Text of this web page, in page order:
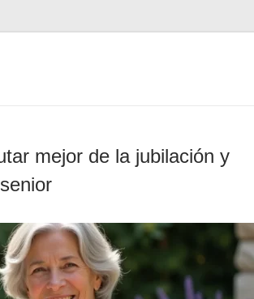
mejor de la jubilación y